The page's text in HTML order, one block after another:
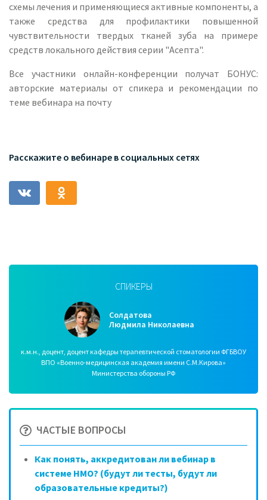
схемы лечения и применяющиеся активные компоненты, а
также средства для профилактики повышенной
чувствительности твердых тканей зуба на примере
средств локального действия серии "Асепта".
Все участники онлайн-конференции получат БОНУС:
авторские материалы от спикера и рекомендации по
теме вебинара на почту
Расскажите о вебинаре в социальных сетях
СПИКЕРЫ
Солдатова
Людмила Николаевна
к.м.н., доцент, доцент кафедры терапевтической стоматологии ФГБВОУ
ВПО «Военно-медицинская академия имени С.М.Кирова»
Министерства обороны РФ
ЧАСТЫЕ ВОПРОСЫ
Как понять, аккредитован ли вебинар в
системе НМО? (будут ли тесты, будут ли
образовательные кредиты?)